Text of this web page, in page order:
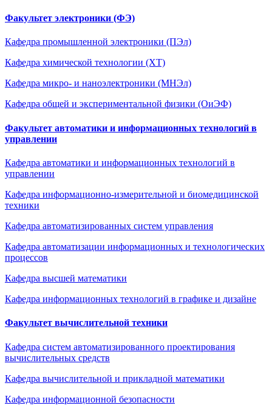
Факультет электроники (ФЭ)
Кафедра промышленной электроники (ПЭл)
Кафедра химической технологии (ХТ)
Кафедра микро- и наноэлектроники (МНЭл)
Кафедра общей и экспериментальной физики (ОиЭФ)
Факультет автоматики и информационных технологий в
управлении
Кафедра автоматики и информационных технологий в
управлении
Кафедра информационно-измерительной и биомедицинской
техники
Кафедра автоматизированных систем управления
Кафедра автоматизации информационных и технологических
процессов
Кафедра высшей математики
Кафедра информационных технологий в графике и дизайне
Факультет вычислительной техники
Кафедра систем автоматизированного проектирования
вычислительных средств
Кафедра вычислительной и прикладной математики
Кафедра информационной безопасности